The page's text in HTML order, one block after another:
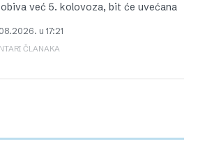
već 5. kolovoza, bit će uvećana
u 17:21
ČLANAKA